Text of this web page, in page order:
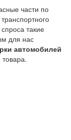
части по
такие
для нас
автомобилей